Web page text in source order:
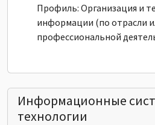
Профиль: Организация и
информации (по отрасли
профессиональной
Информационные
технологии